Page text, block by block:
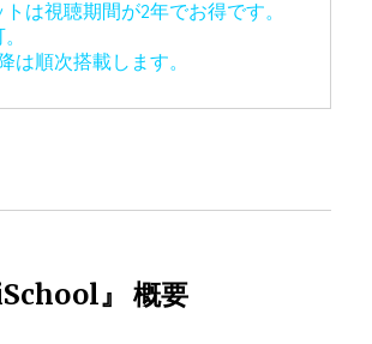
トは視聴期間が2年でお得です。
は順次搭載します。
』 概要